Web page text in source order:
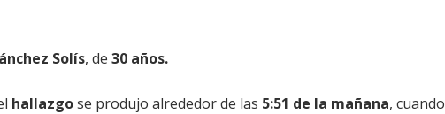
Solís, de 30 años.
hallazgose produjo alrededor de las 5:51 de la mañana, cuando